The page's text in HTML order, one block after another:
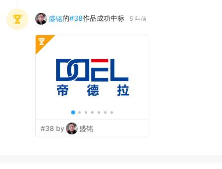
盛铭的#38作品成功中标 5 年前
#38 by 盛铭